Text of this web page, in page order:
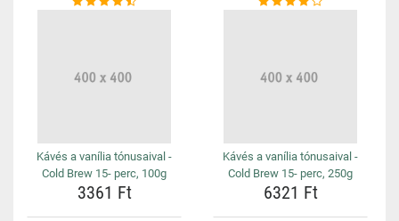
Kávés a vanília tónusaival -
Cold Brew 15- perc, 100g
3361 Ft
Kávés a vanília tónusaival -
Cold Brew 15- perc, 250g
6321 Ft